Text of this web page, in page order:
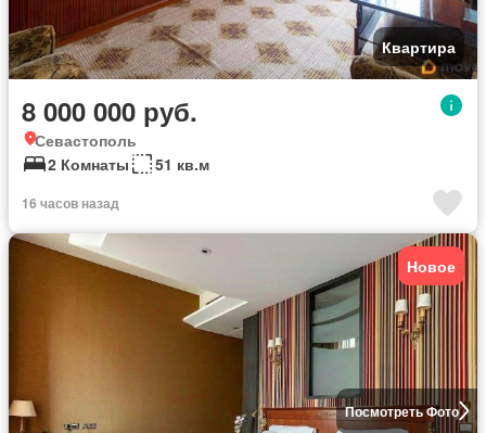
Квартира
8 000 000 руб.
Севастополь
2 Комнаты
51 кв.м
16 часов назад
Посмотреть Фото
Новое